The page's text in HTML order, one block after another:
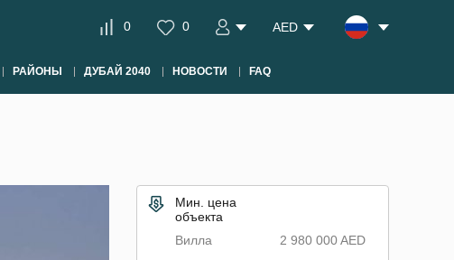
0 0 AED
РАЙОНЫ ДУБАЙ 2040 НОВОСТИ FAQ
Мин. цена
объекта
Вилла
2 980 000 AED